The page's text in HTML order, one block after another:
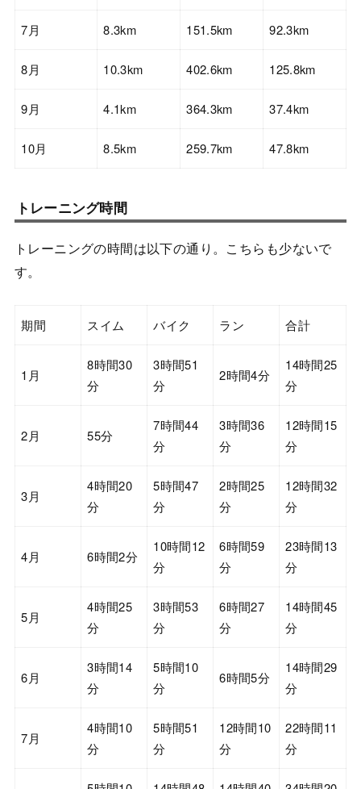
7月 8.3km 151.5km 92.3km
8月 10.3km 402.6km 125.8km
9月 4.1km 364.3km 37.4km
10月 8.5km 259.7km 47.8km
トレーニング時間
トレーニングの時間は以下の通り。こちらも少ないで
す。
期間 スイム バイク ラン 合計
1月
8時間30
分
3時間51
分
2時間4分
14時間25
分
2月 55分
7時間44
分
3時間36
分
12時間15
分
3月
4時間20
分
5時間47
分
2時間25
分
12時間32
分
4月 6時間2分
10時間12
分
6時間59
分
23時間13
分
5月
4時間25
分
3時間53
分
6時間27
分
14時間45
分
6月
3時間14
分
5時間10
分
6時間5分
14時間29
分
7月
4時間10
分
5時間51
分
12時間10
分
22時間11
分